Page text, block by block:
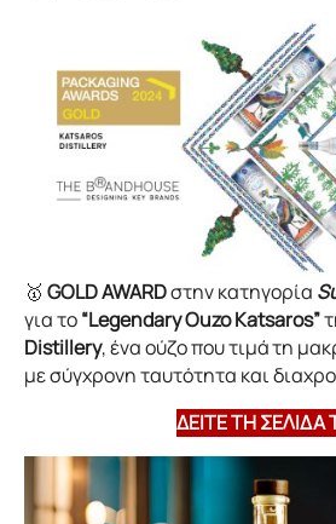
🥇 GOLD AWARDστην κατηγορία
για το“Legendary Ouzo Katsaros”
Distillery, ένα ούζο που τιμά τη
με σύγχρονη ταυτότητα και
ΔΕΙΤΕ ΤΗ ΣΕΛΙΔΑ